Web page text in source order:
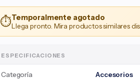
⏱Temporalmente agotado
Llega pronto. Mira productos similares
ESPECIFICACIONES
Categoría Accesorios